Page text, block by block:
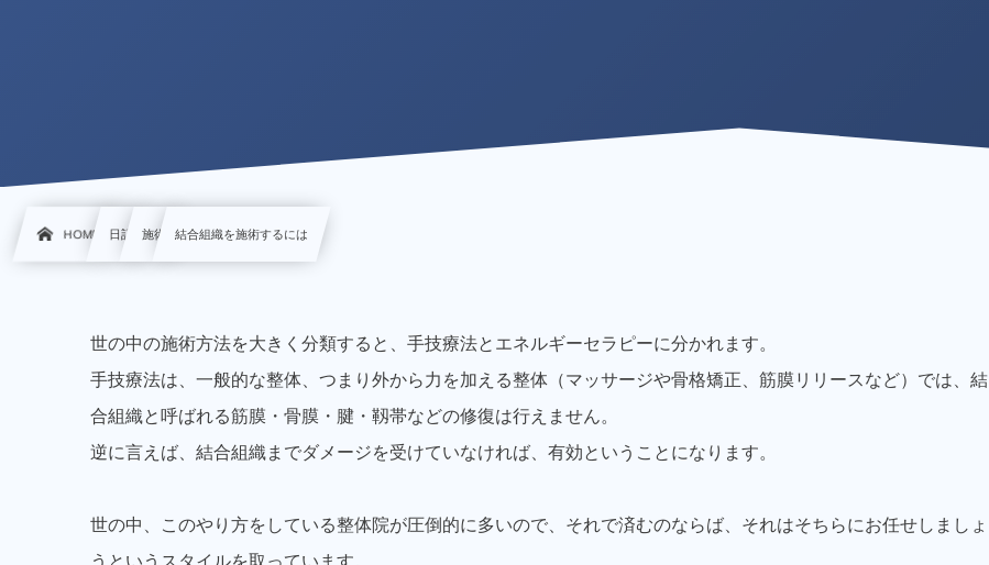
HOME 日記 施術 結合組織を施術するには
世の中の施術方法を大きく分類すると、手技療法とエネルギーセラピーに分かれます。
手技療法は、一般的な整体、つまり外から力を加える整体（マッサージや骨格矯正、筋膜リリースなど）では、結
合組織と呼ばれる筋膜・骨膜・腱・靱帯などの修復は行えません。
逆に言えば、結合組織までダメージを受けていなければ、有効ということになります。
世の中、このやり方をしている整体院が圧倒的に多いので、それで済むのならば、それはそちらにお任せしましょ